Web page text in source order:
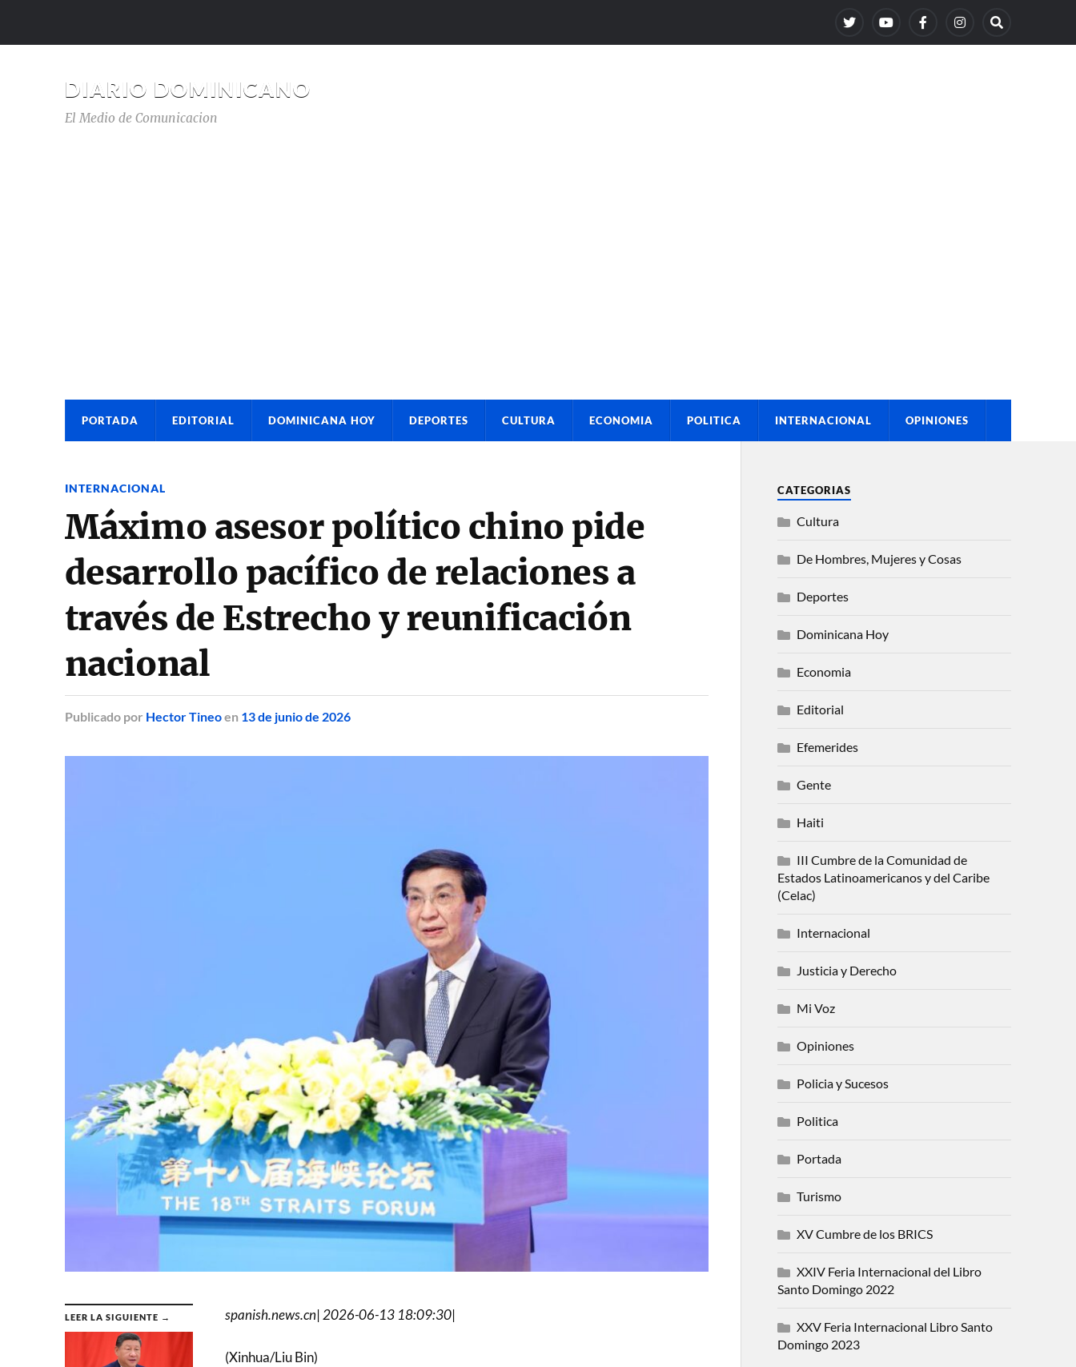
DIARIO DOMINICANO
El Medio de Comunicacion
PORTADA EDITORIAL DOMINICANA HOY DEPORTES CULTURA ECONOMIA POLITICA INTERNACIONAL OPINIONES
INTERNACIONAL
Máximo asesor político chino pide
desarrollo pacífico de relaciones a
través de Estrecho y reunificación
nacional
Publicado por Hector Tineoen 13 de junio de 2026
LEER LA SIGUIENTE → spanish.news.cn| 2026-06-13 18:09:30|
(Xinhua/Liu Bin)
CATEGORIAS
Cultura
De Hombres, Mujeres y Cosas
Deportes
Dominicana Hoy
Economia
Editorial
Efemerides
Gente
Haiti
III Cumbre de la Comunidad de
Estados Latinoamericanos y del Caribe
(Celac)
Internacional
Justicia y Derecho
Mi Voz
Opiniones
Policia y Sucesos
Politica
Portada
Turismo
XV Cumbre de los BRICS
XXIV Feria Internacional del Libro
Santo Domingo 2022
XXV Feria Internacional Libro Santo
Domingo 2023